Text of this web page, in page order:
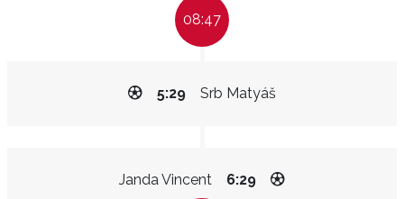
08:47
Srb Matyáš
5:29
Janda Vincent 6:29